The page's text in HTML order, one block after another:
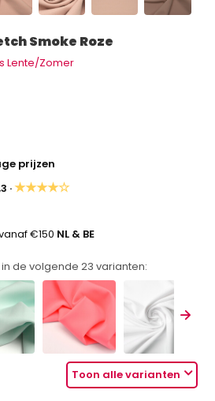
Smoke Roze
Lente/Zomer
prijzen
·★★★★☆
€150 NL & BE
in de volgende23 varianten:
Toon alle varianten